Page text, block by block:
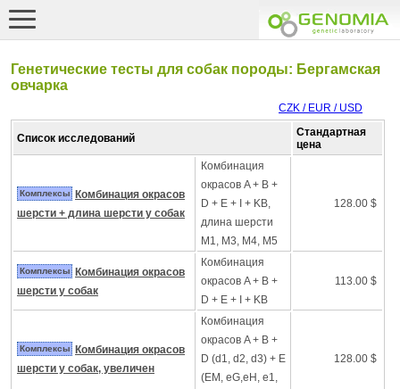
Генетические тесты для собак породы: Бергамская
овчарка
CZK / EUR / USD
Список исследований
Стандартная
цена
Комплексы
Комбинация окрасов
шерсти + длина шерсти у собак
Комбинация
окрасов A + B +
D + E + I + KB,
длина шерсти
M1, M3, M4, M5
128.00 $
Комплексы
Комбинация окрасов
шерсти у собак
Комбинация
окрасов A + B +
D + E + I + KB
113.00 $
Комплексы
Комбинация окрасов
шерсти у собак, увеличен
Комбинация
окрасов A + B +
D (d1, d2, d3) + E
(EM, eG,eH, e1,
128.00 $